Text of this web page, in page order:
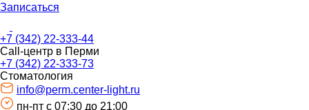
Записаться
+7 (342) 22-333-44
Call-центр в Перми
+7 (342) 22-333-73
Стоматология
info@perm.center-light.ru
пн-пт c 07:30 до 21:00